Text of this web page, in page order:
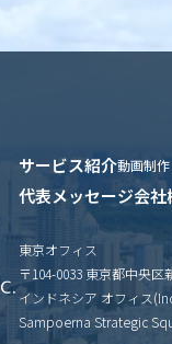
サービス紹介動画制
代表メッセージ会社
東京オフィス
〒104-0033 東京都中央
インドネシア オフィス
Sampoerna Strategic